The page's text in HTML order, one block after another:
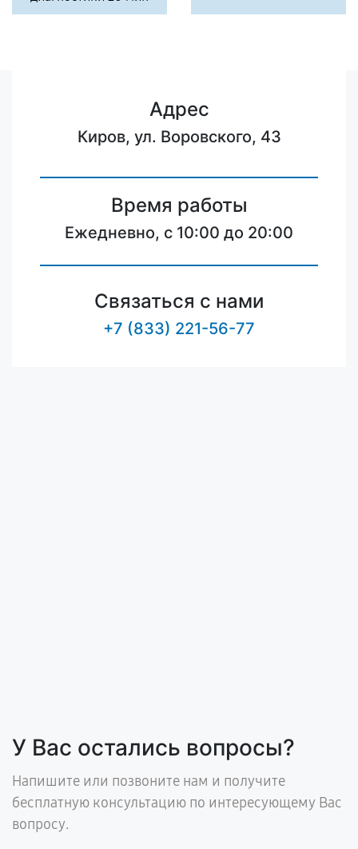
Адрес
Киров, ул. Воровского, 43
Время работы
Ежедневно, с 10:00 до 20:00
Связаться с нами
+7 (833) 221-56-77
У Вас остались вопросы?
Напишите или позвоните нам и получите
бесплатную консультацию по интересующему Вас
вопросу.